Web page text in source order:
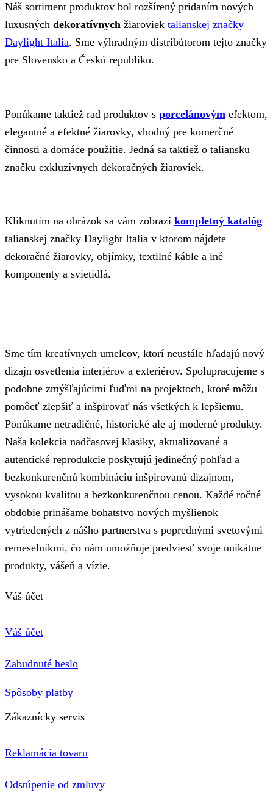
Náš sortiment produktov bol rozšírený pridaním nových
luxusných dekoratívnych žiaroviek talianskej značky
Daylight Italia. Sme výhradným distribútorom tejto značky
pre Slovensko a Českú republiku.
Ponúkame taktiež rad produktov s porcelánovým efektom,
elegantné a efektné žiarovky, vhodný pre komerčné
činnosti a domáce použitie. Jedná sa taktiež o taliansku
značku exkluzívnych dekoračných žiaroviek.
Kliknutím na obrázok sa vám zobrazí kompletný katalóg
talianskej značky Daylight Italia v ktorom nájdete
dekoračné žiarovky, objímky, textilné káble a iné
komponenty a svietidlá.
Sme tím kreatívnych umelcov, ktorí neustále hľadajú nový
dizajn osvetlenia interiérov a exteriérov. Spolupracujeme s
podobne zmýšľajúcimi ľuďmi na projektoch, ktoré môžu
pomôcť zlepšiť a inšpirovať nás všetkých k lepšiemu.
Ponúkame netradičné, historické ale aj moderné produkty.
Naša kolekcia nadčasovej klasiky, aktualizované a
autentické reprodukcie poskytujú jedinečný pohľad a
bezkonkurenčnú kombináciu inšpirovanú dizajnom,
vysokou kvalitou a bezkonkurenčnou cenou. Každé ročné
obdobie prinášame bohatstvo nových myšlienok
vytriedených z nášho partnerstva s poprednými svetovými
remeselníkmi, čo nám umožňuje predviesť svoje unikátne
produkty, vášeň a vízie.
Váš účet
Váš účet
Zabudnuté heslo
Spôsoby platby
Zákaznícky servis
Reklamácia tovaru
Odstúpenie od zmluvy